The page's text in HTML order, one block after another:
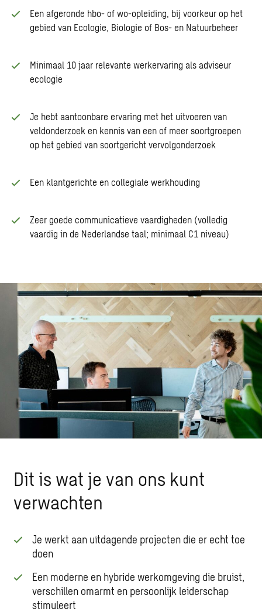
Een afgeronde hbo- of wo-opleiding, bij voorkeur op het
gebied van Ecologie, Biologie of Bos- en Natuurbeheer
Minimaal 10 jaar relevante werkervaring als adviseur
ecologie
Je hebt aantoonbare ervaring met het uitvoeren van
veldonderzoek en kennis van een of meer soortgroepen
op het gebied van soortgericht vervolgonderzoek
Een klantgerichte en collegiale werkhouding
Zeer goede communicatieve vaardigheden (volledig
vaardig in de Nederlandse taal; minimaal C1 niveau)
Dit is wat je van ons kunt
verwachten
Je werkt aan uitdagende projecten die er echt toe
doen
Een moderne en hybride werkomgeving die bruist,
verschillen omarmt en persoonlijk leiderschap
stimuleert